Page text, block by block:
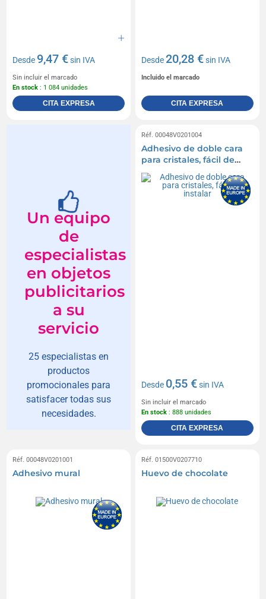
Desde 9,47 €sin IVA
Sin incluir el marcado
En stock : 1 084 unidades
CITA EXPRESA
Desde20,28 €sin IVA
Incluido el marcado
CITA EXPRESA
Un equipo
de
especialistas
en objetos
publicitarios
a su
servicio
25 especialistas en
productos
promocionales para
satisfacer todas sus
necesidades.
Réf. 00048V0201004
Adhesivo de doble cara
para cristales, fácil de
instalar
Desde 0,55 €sin IVA
Sin incluir el marcado
En stock : 888 unidades
CITA EXPRESA
Réf. 00048V0201001
Adhesivo mural
Réf. 01500V0207710
Huevo de chocolate